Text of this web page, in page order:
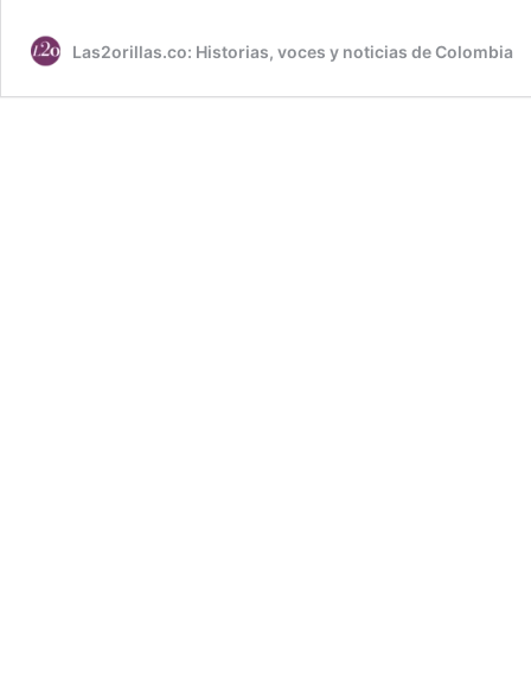
Las2orillas.co: Historias, voces y noticias de Colombia